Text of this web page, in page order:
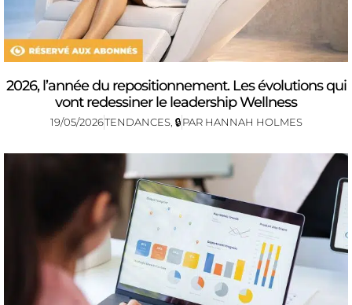
2026, l’année du repositionnement. Les évolutions qui
vont redessiner le leadership Wellness
19/05/2026TENDANCES, 🔒PAR HANNAH HOLMES